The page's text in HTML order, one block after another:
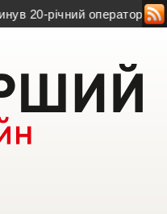
річний оператор БпЛА із